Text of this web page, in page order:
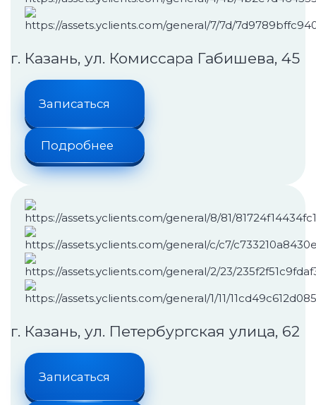
г. Казань, ул. Комиссара Габишева, 45
Записаться
Подробнее
г. Казань, ул. Петербургская улица, 62
Записаться